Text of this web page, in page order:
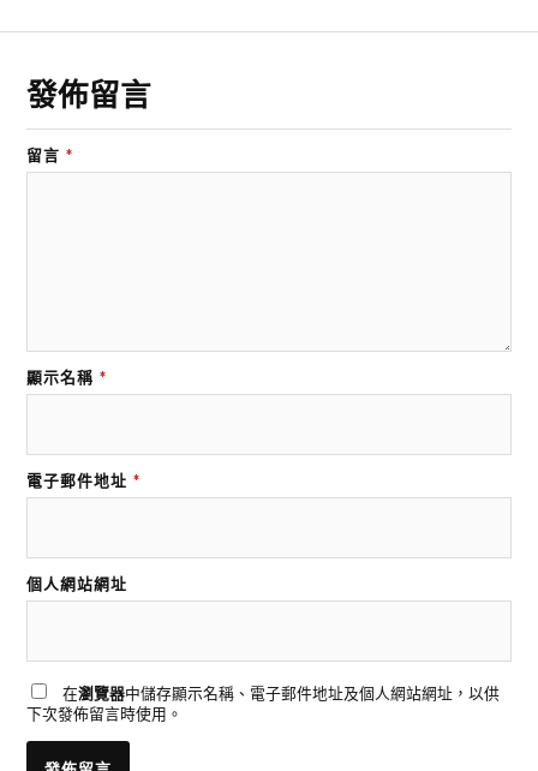
發佈留言
留言 *
顯示名稱 *
電子郵件地址 *
個人網站網址
在瀏覽器中儲存顯示名稱、電子郵件地址及個人網站網址，以供
下次發佈留言時使用。